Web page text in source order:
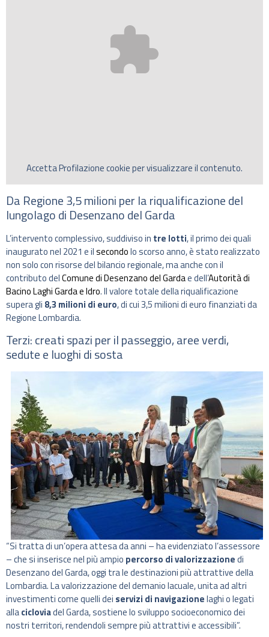
AccettaProfilazionecookie per visualizzare il contenuto.
Da Regione 3,5 milioni per la riqualificazione del
lungolago di Desenzano del Garda
L’intervento complessivo, suddiviso in tre lotti, il primo dei quali
inaugurato nel 2021 e ilsecondolo scorso anno, è stato realizzato
non solo con risorse del bilancio regionale, ma anche con il
contributo delComune di Desenzano del Gardae dell’Autorità di
Bacino Laghi Garda e Idro. Il valore totale della riqualificazione
supera gli 8,3 milioni di euro, di cui 3,5 milioni di euro finanziati da
Regione Lombardia.
Terzi: creati spazi per il passeggio, aree verdi,
sedute e luoghi di sosta
“Si tratta di un’opera attesa da anni – ha evidenziato l’assessore
– che si inserisce nel più ampio percorso di valorizzazionedi
Desenzano del Garda, oggi tra le destinazioni più attrattive della
Lombardia. La valorizzazione del demanio lacuale, unita ad altri
investimenti come quelli dei servizi di navigazionelaghi o legati
allacicloviadel Garda, sostiene lo sviluppo socioeconomico dei
nostri territori, rendendoli sempre più attrattivi e accessibili”.